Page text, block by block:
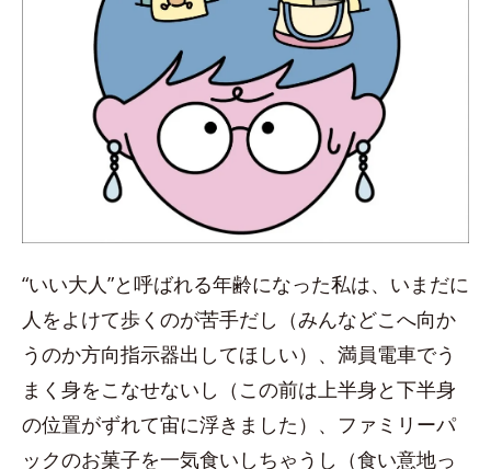
“いい大人”と呼ばれる年齢になった私は、いまだに
人をよけて歩くのが苦手だし（みんなどこへ向か
うのか方向指示器出してほしい）、満員電車でう
まく身をこなせないし（この前は上半身と下半身
の位置がずれて宙に浮きました）、ファミリーパ
ックのお菓子を一気食いしちゃうし（食い意地っ